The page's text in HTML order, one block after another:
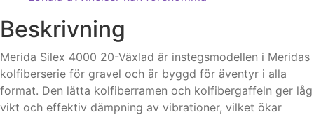
Beskrivning
Merida Silex 4000 20-Växlad är instegsmodellen i Meridas
kolfiberserie för gravel och är byggd för äventyr i alla
format. Den lätta kolfiberramen och kolfibergaffeln ger låg
vikt och effektiv dämpning av vibrationer, vilket ökar